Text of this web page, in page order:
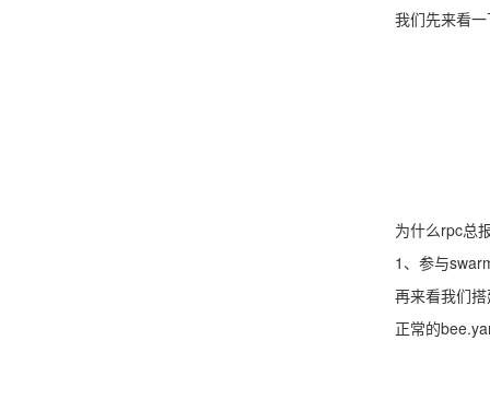
我们先来看一
为什么rpc总
1、参与swarm
再来看我们搭
正常的